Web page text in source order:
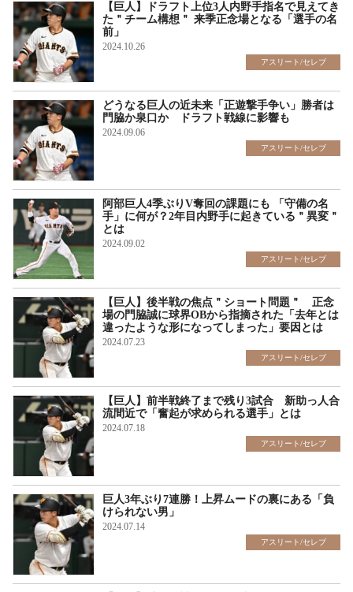
【巨人】ドラフト上位3人内野手指名で見えてき
た＂チーム構想＂ 来季正念場となる「選手の名
前」
2024.10.26
アスリート/セレブ
どうなる巨人の近未来「正遊撃手争い」勝者は
門脇か泉口か ドラフト戦線に影響も
2024.09.06
アスリート/セレブ
阿部巨人4季ぶりV奪回の課題にも 「守備の名
手」に何が？2年目内野手に起きている＂異変＂
とは
2024.09.02
アスリート/セレブ
【巨人】後半戦の焦点＂ショート問題＂ 正念
場の門脇誠に球界OBから指摘された「去年とは
違ったような形になってしまった」要因とは
2024.07.23
アスリート/セレブ
【巨人】前半戦終了まで残り3試合 新助っ人合
流間近で「奮起が求められる選手」とは
2024.07.18
アスリート/セレブ
巨人3年ぶり7連勝！上昇ムードの裏にある「負
けられない男」
2024.07.14
アスリート/セレブ